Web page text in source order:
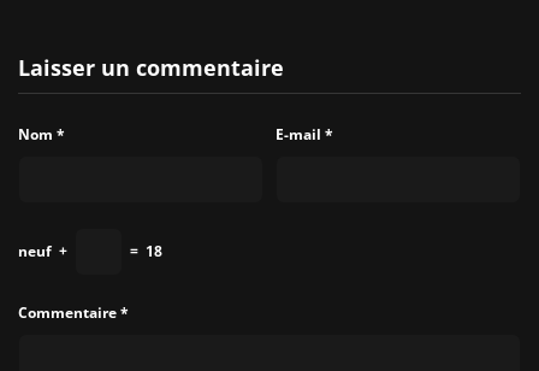
Laisser un commentaire
Nom * E-mail *
neuf + = 18
Commentaire*